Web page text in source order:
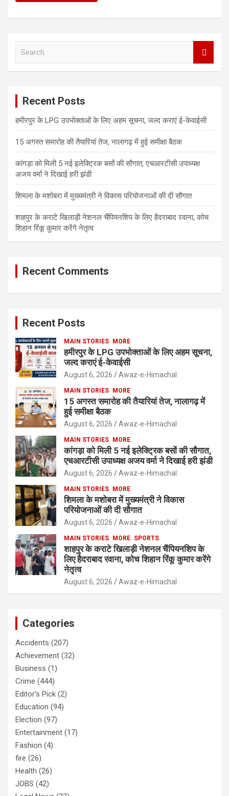
Recent Posts
हमीरपुर के LPG उपभोक्ताओं के लिए अहम सूचना, जल्द कराएं ई-केवाईसी
15 अगस्त समारोह की तैयारियां तेज, नालागढ़ में हुई समीक्षा बैठक
कांगड़ा को मिली 5 नई इलेक्ट्रिक बसों की सौगात, एचआरटीसी उपाध्यक्ष
अजय वर्मा ने दिखाई हरी झंडी
शिमला के मशोबरा में मुख्यमंत्री ने विकास परियोजनाओं की दी सौगात
शाहपुर के कराटे खिलाड़ी नेशनल चैंपियनशिप के लिए हैदराबाद रवाना, कोच
शिहान रिंकू कुमार करेंगे नेतृत्व
Recent Comments
Recent Posts
MAIN STORIES MORE
हमीरपुर के LPG उपभोक्ताओं के लिए अहम सूचना,
जल्द कराएं ई-केवाईसी
August 6, 2026 Awaz-e-Himachal
MAIN STORIES MORE
15 अगस्त समारोह की तैयारियां तेज, नालागढ़ में
हुई समीक्षा बैठक
August 6, 2026 Awaz-e-Himachal
MAIN STORIES MORE
कांगड़ा को मिली 5 नई इलेक्ट्रिक बसों की सौगात,
एचआरटीसी उपाध्यक्ष अजय वर्मा ने दिखाई हरी झंडी
August 6, 2026 Awaz-e-Himachal
MAIN STORIES MORE
शिमला के मशोबरा में मुख्यमंत्री ने विकास
परियोजनाओं की दी सौगात
August 6, 2026 Awaz-e-Himachal
MAIN STORIES MORE SPORTS
शाहपुर के कराटे खिलाड़ी नेशनल चैंपियनशिप के
लिए हैदराबाद रवाना, कोच शिहान रिंकू कुमार करेंगे
नेतृत्व
August 6, 2026 Awaz-e-Himachal
Categories
Accidents (207)
Achievement (32)
Business (1)
Crime (444)
Editor's Pick (2)
Education (94)
Election (97)
Entertainment (17)
Fashion (4)
fire (26)
Health (26)
JOBS (42)